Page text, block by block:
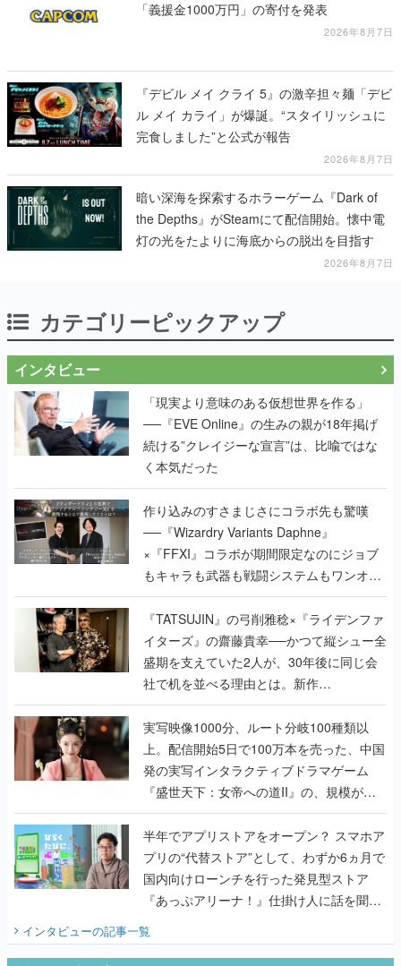
「義援金1000万円」の寄付を発表
2026年8月7日
『デビル メイ クライ 5』の激辛担々麺「デビ
ル メイ カライ」が爆誕。“スタイリッシュに
完食しました”と公式が報告
2026年8月7日
暗い深海を探索するホラーゲーム『Dark of
the Depths』がSteamにて配信開始。懐中電
灯の光をたよりに海底からの脱出を目指す
2026年8月7日
カテゴリーピックアップ
インタビュー
「現実より意味のある仮想世界を作る」
──『EVE Online』の生みの親が18年掲げ
続ける”クレイジーな宣言”は、比喩ではな
く本気だった
作り込みのすさまじさにコラボ先も驚嘆
──『Wizardry Variants Daphne』
×『FFXI』コラボが期間限定なのにジョブ
もキャラも武器も戦闘システムもワンオフ
で作り込まれた理由を両ディレクターに聞
く
『TATSUJIN』の弓削雅稔×『ライデンファ
イターズ』の齋藤貴幸──かつて縦シュー全
盛期を支えていた2人が、30年後に同じ会
社で机を並べる理由とは。新作
『TATSUJIN EXTREME』で初タッグを組
んだレジェンド2人に訊く開発秘話
実写映像1000分、ルート分岐100種類以
上。配信開始5日で100万本を売った、中国
発の実写インタラクティブドラマゲーム
『盛世天下：女帝への道II』の、規模が違
うこだわりをプロデューサーに聞いた
半年でアプリストアをオープン？ スマホア
プリの“代替ストア”として、わずか6ヵ月で
国内向けローンチを行った発見型ストア
『あっぷアリーナ！』仕掛け人に話を聞い
インタビューの記事一覧